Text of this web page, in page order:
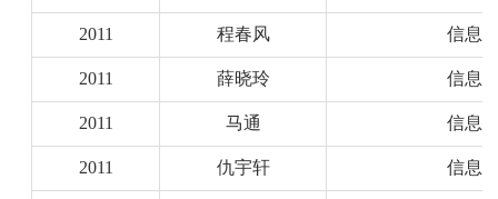
2011 程春风 信息
2011 薛晓玲 信息
2011 马通 信息
2011 仇宇轩 信息